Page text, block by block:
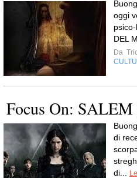
oggi
DEL
Da
Focus On:
di
di...